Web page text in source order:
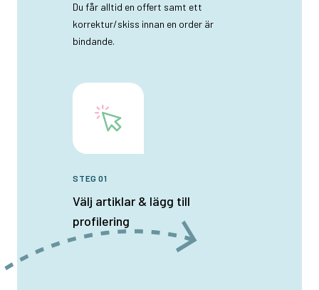
Du får alltid en offert samt ett
korrektur/skiss innan en order är
bindande.
STEG 01
Välj artiklar & lägg till
profilering